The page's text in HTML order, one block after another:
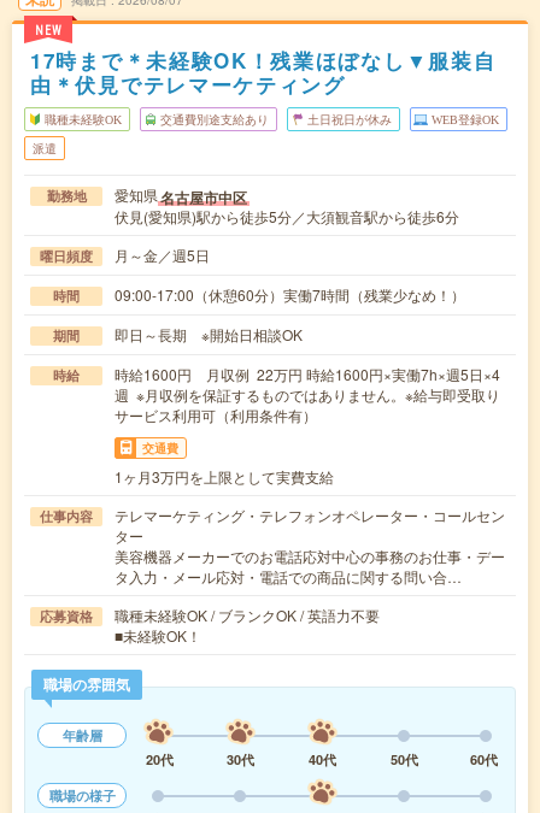
NEW
17時まで＊未経験OK！残業ほぼなし▼服装自
由＊伏見でテレマーケティング
職種未経験OK 交通費別途支給あり 土日祝日が休み WEB登録OK
派遣
勤務地 愛知県名古屋市中区
伏見(愛知県)駅から徒歩5分／大須観音駅から徒歩6分
曜日頻度 月～金／週5日
時間 09:00-17:00（休憩60分）実働7時間（残業少なめ！）
期間 即日～長期 ※開始日相談OK
時給
時給1600円 月収例 22万円 時給1600円×実働7h×週5日×4
週 ※月収例を保証するものではありません。※給与即受取り
サービス利用可（利用条件有）
交通費
1ヶ月3万円を上限として実費支給
仕事内容
テレマーケティング・テレフォンオペレーター・コールセン
ター
美容機器メーカーでのお電話応対中心の事務のお仕事・デー
タ入力・メール応対・電話での商品に関する問い合…
応募資格
職種未経験OK / ブランクOK / 英語力不要
■未経験OK！
職場の雰囲気
年齢層
20代
30代 40代 50代
60代
職場の様子